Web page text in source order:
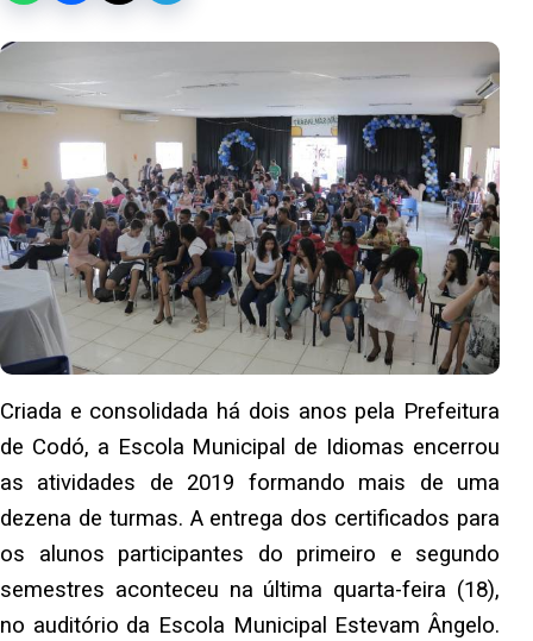
Criada e consolidada há dois anos pela Prefeitura
de Codó, a Escola Municipal de Idiomas encerrou
as atividades de 2019 formando mais de uma
dezena de turmas. A entrega dos certificados para
os alunos participantes do primeiro e segundo
semestres aconteceu na última quarta-feira (18),
no auditório da Escola Municipal Estevam Ângelo.